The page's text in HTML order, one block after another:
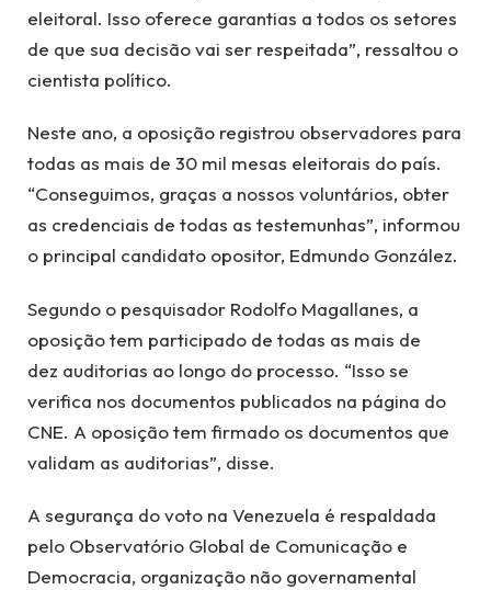
eleitoral. Isso oferece garantias a todos os setores
de que sua decisão vai ser respeitada”, ressaltou o
cientista político.
Neste ano, a oposição registrou observadores para
todas as mais de 30 mil mesas eleitorais do país.
“Conseguimos, graças a nossos voluntários, obter
as credenciais de todas as testemunhas”, informou
o principal candidato opositor, Edmundo González.
Segundo o pesquisador Rodolfo Magallanes, a
oposição tem participado de todas as mais de
dez auditorias ao longo do processo. “Isso se
verifica nos documentos publicados na página do
CNE. A oposição tem firmado os documentos que
validam as auditorias”, disse.
A segurança do voto na Venezuela é respaldada
pelo Observatório Global de Comunicação e
Democracia, organização não governamental